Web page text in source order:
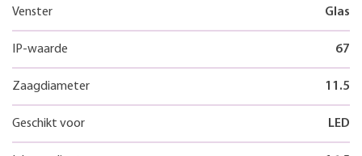
Venster Glas
IP-waarde 67
Zaagdiameter 11.5
Geschikt voor LED